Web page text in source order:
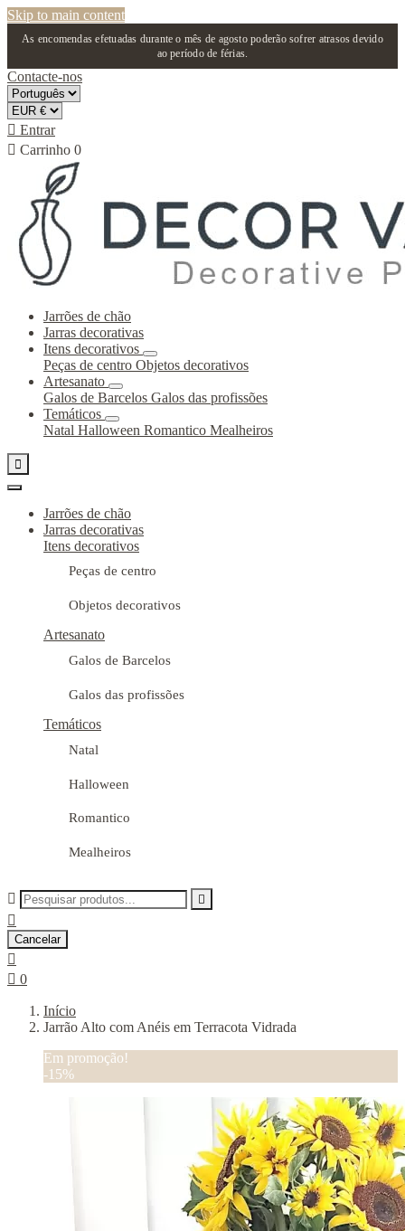
Skip to main content
As encomendas efetuadas durante o mês de agosto poderão sofrer atrasos devido
ao período de férias.
Contacte-nos
 Entrar
 Carrinho 0
Jarrões de chão
Jarras decorativas
Itens decorativos
Peças de centro Objetos decorativos
Artesanato
Galos de Barcelos Galos das profissões
Temáticos
Natal Halloween Romantico Mealheiros

Jarrões de chão
Jarras decorativas
Itens decorativos
Peças de centro
Objetos decorativos
Artesanato
Galos de Barcelos
Galos das profissões
Temáticos
Natal
Halloween
Romantico
Mealheiros
 

Cancelar

 0
Início
Jarrão Alto com Anéis em Terracota Vidrada
Em promoção!
-15%